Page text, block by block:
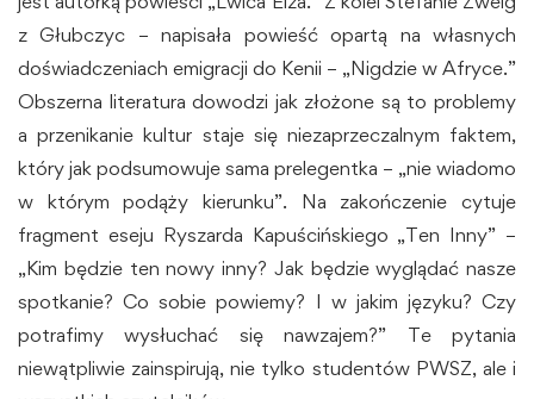
z Głubczyc – napisała powieść opartą na własnych
doświadczeniach emigracji do Kenii – „Nigdzie w Afryce.”
Obszerna literatura dowodzi jak złożone są to problemy
a przenikanie kultur staje się niezaprzeczalnym faktem,
który jak podsumowuje sama prelegentka – „nie wiadomo
w którym podąży kierunku”. Na zakończenie cytuje
fragment eseju Ryszarda Kapuścińskiego „Ten Inny” –
„Kim będzie ten nowy inny? Jak będzie wyglądać nasze
spotkanie? Co sobie powiemy? I w jakim języku? Czy
potrafimy wysłuchać się nawzajem?” Te pytania
niewątpliwie zainspirują, nie tylko studentów PWSZ, ale i